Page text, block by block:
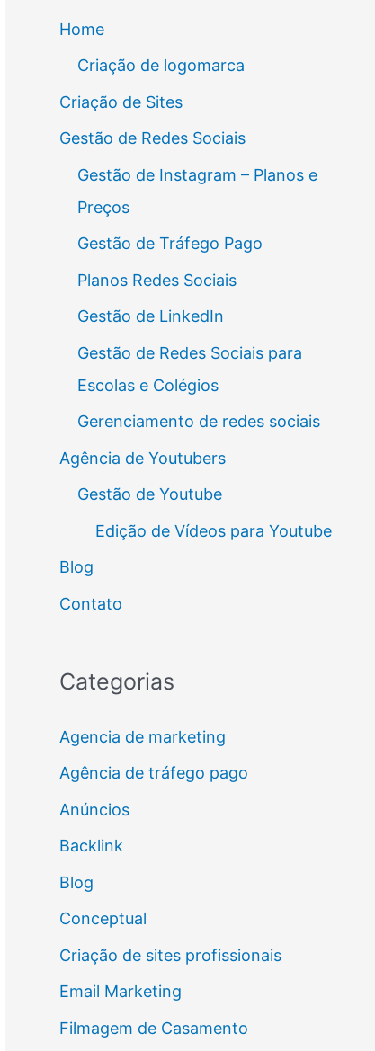
Home
Criação de logomarca
Criação de Sites
Gestão de Redes Sociais
Gestão de Instagram – Planos e
Preços
Gestão de Tráfego Pago
Planos Redes Sociais
Gestão de LinkedIn
Gestão de Redes Sociais para
Escolas e Colégios
Gerenciamento de redes sociais
Agência de Youtubers
Gestão de Youtube
Edição de Vídeos para Youtube
Blog
Contato
Categorias
Agencia de marketing
Agência de tráfego pago
Anúncios
Backlink
Blog
Conceptual
Criação de sites profissionais
Email Marketing
Filmagem de Casamento